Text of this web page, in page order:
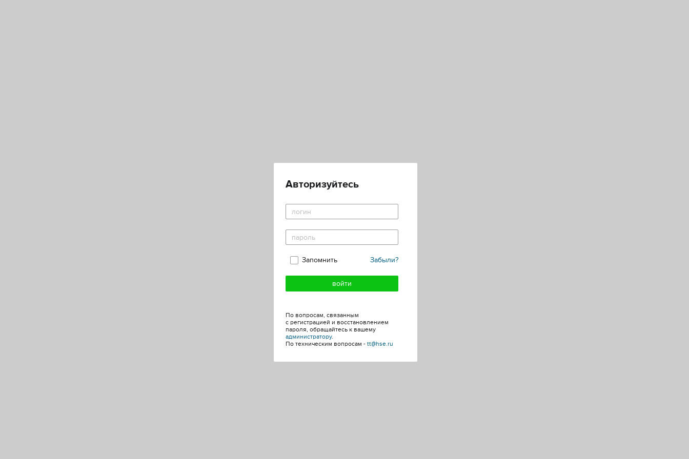
Авторизуйтесь
Забыли?
Запомнить
По вопросам, связанным
с регистрацией и восстановлением
пароля, обращайтесь к вашему
администратору.
По техническим вопросам - tt@hse.ru